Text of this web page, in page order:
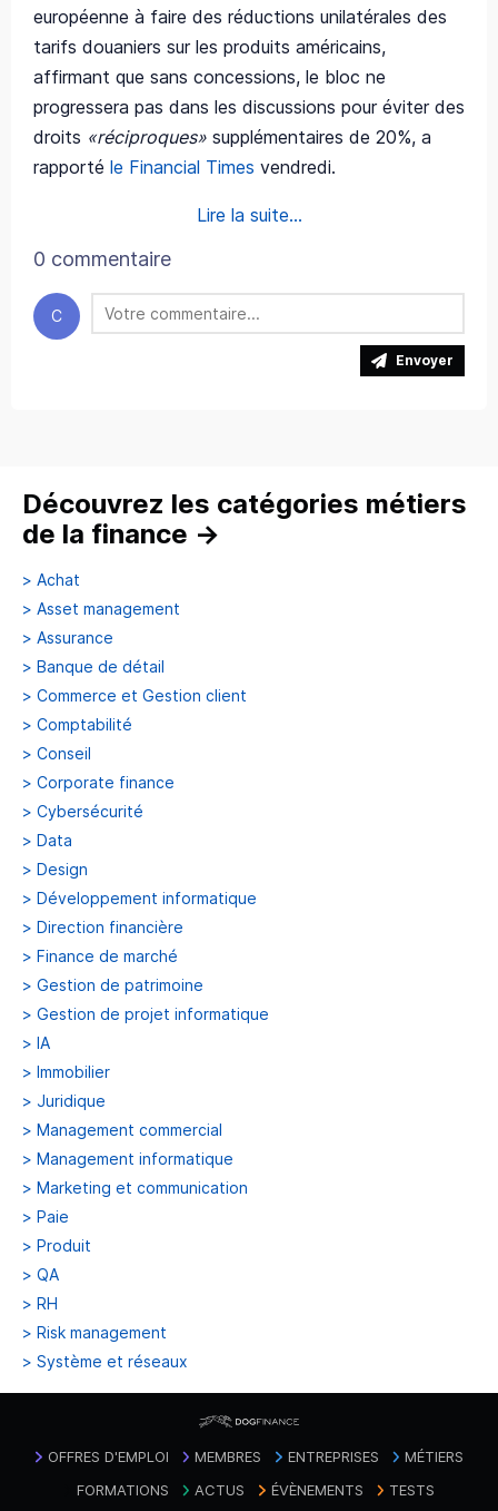
européenne à faire des réductions unilatérales des
tarifs douaniers sur les produits américains,
affirmant que sans concessions, le bloc ne
progressera pas dans les discussions pour éviter des
droits «réciproques» supplémentaires de 20%, a
rapporté le Financial Times vendredi.
Lire la suite...
0 commentaire
C
Envoyer
Découvrez les catégories métiers
de la finance →
> Achat
> Asset management
> Assurance
> Banque de détail
> Commerce et Gestion client
> Comptabilité
> Conseil
> Corporate finance
> Cybersécurité
> Data
> Design
> Développement informatique
> Direction financière
> Finance de marché
> Gestion de patrimoine
> Gestion de projet informatique
> IA
> Immobilier
> Juridique
> Management commercial
> Management informatique
> Marketing et communication
> Paie
> Produit
> QA
> RH
> Risk management
> Système et réseaux
OFFRES D'EMPLOI MEMBRES ENTREPRISES
MÉTIERS
FORMATIONS
ACTUS ÉVÈNEMENTS TESTS